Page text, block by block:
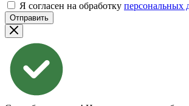
Я согласен на обработку персональных
Отправить